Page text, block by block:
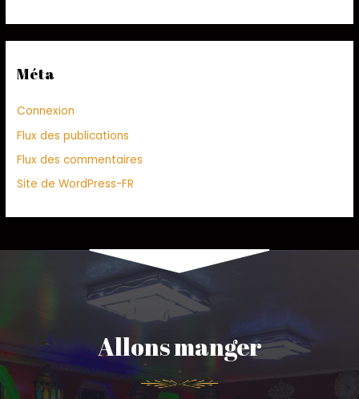
Méta
Connexion
Flux des publications
Flux des commentaires
Site de WordPress-FR
Allons manger